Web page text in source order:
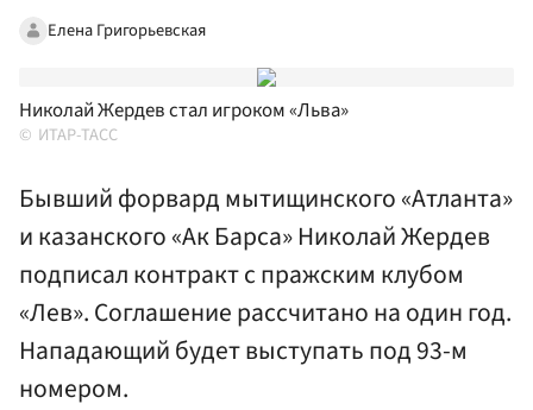
Елена Григорьевская
Николай Жердев стал игроком «Льва»
ИТАР-ТАСС
Бывший форвард мытищинского «Атланта»
и казанского «Ак Барса» Николай Жердев
подписал контракт с пражским клубом
«Лев». Соглашение рассчитано на один год.
Нападающий будет выступать под 93-м
номером.